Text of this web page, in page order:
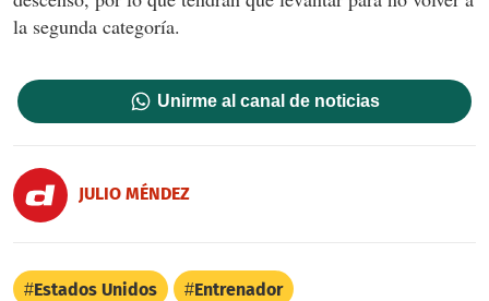
la segunda categoría.
Unirme al canal de noticias
JULIO MÉNDEZ
Estados Unidos Entrenador